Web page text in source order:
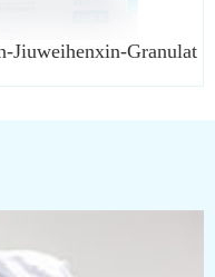
Jiuweihenxin-Granulat